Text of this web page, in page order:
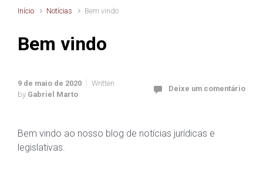
Início Notícias Bem vindo
Bem vindo
9 de maio de 2020
Written
by Gabriel Marto
Deixe um comentário
Bem vindo ao nosso blog de notícias jurídicas e
legislativas.